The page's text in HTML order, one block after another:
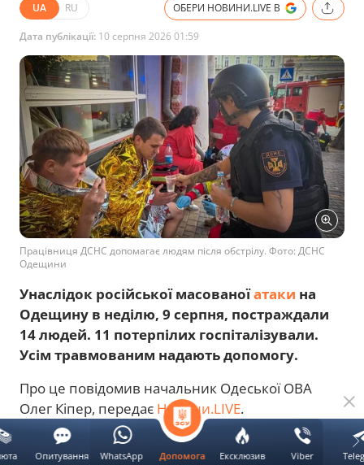
UA RU ОБЕРИ НОВИНИ.LIVE В
Дата публікації: 10 серпня 2026 01:59
Працівниця ДСНС допомагає людям після обстрілу. Фото: ДСНС
Одещини
Унаслідок російської масованоїатаки на
Одещину в неділю, 9 серпня, постраждали
14 людей. 11 потерпілих госпіталізували.
Усім травмованим надають допомогу.
Про це повідомив начальник Одеської ОВА
Олег Кіпер, передає Новини.LIVE.
Реклама Допомога Ексклюзив Viber
Опитування WhatsApp